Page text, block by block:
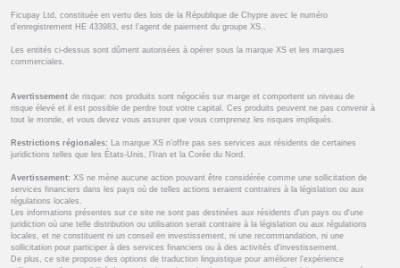
Ficupay Ltd, constituée en vertu des lois de la République de Chypre avec le numéro
d’enregistrement HE 433983, est l’agent de paiement du groupe XS..
Les entités ci-dessus sont dûment autorisées à opérer sous la marque XS et les marques
commerciales.
Avertissement de risque: nos produits sont négociés sur marge et comportent un niveau de
risque élevé et il est possible de perdre tout votre capital. Ces produits peuvent ne pas convenir à
tout le monde, et vous devez vous assurer que vous comprenez les risques impliqués.
Restrictions régionales: La marque XS n’offre pas ses services aux résidents de certaines
juridictions telles que les États-Unis, l’Iran et la Corée du Nord.
Avertissement: XS ne mène aucune action pouvant être considérée comme une sollicitation de
services financiers dans les pays où de telles actions seraient contraires à la législation ou aux
régulations locales.
Les informations présentes sur ce site ne sont pas destinées aux résidents d'un pays ou d'une
juridiction où une telle distribution ou utilisation serait contraire à la législation ou aux régulations
locales, et ne constituent ni un conseil en investissement, ni une recommandation, ni une
sollicitation pour participer à des services financiers ou à des activités d'investissement.
De plus, ce site propose des options de traduction linguistique pour améliorer l'expérience